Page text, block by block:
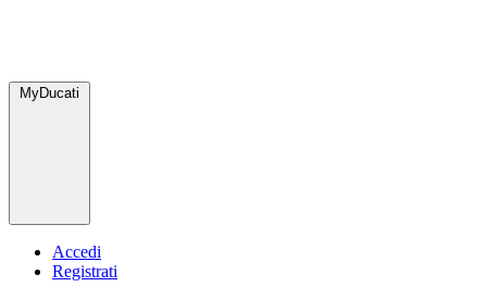
MyDucati
Accedi
Registrati